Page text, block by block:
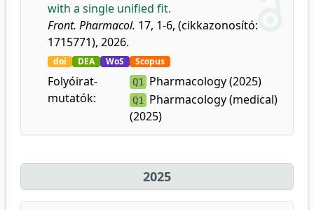
with a single unified fit.
Front. Pharmacol. 17, 1-6, (cikkazonosító:
1715771), 2026.
doi DEA WoS Scopus
Folyóirat-
mutatók:
Q1 Pharmacology (2025)
Q1 Pharmacology (medical)
(2025)
2025